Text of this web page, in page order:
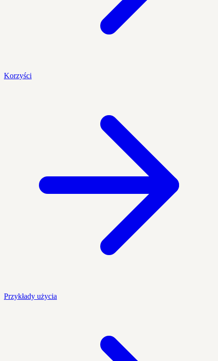
Korzyści
Przykłady użycia